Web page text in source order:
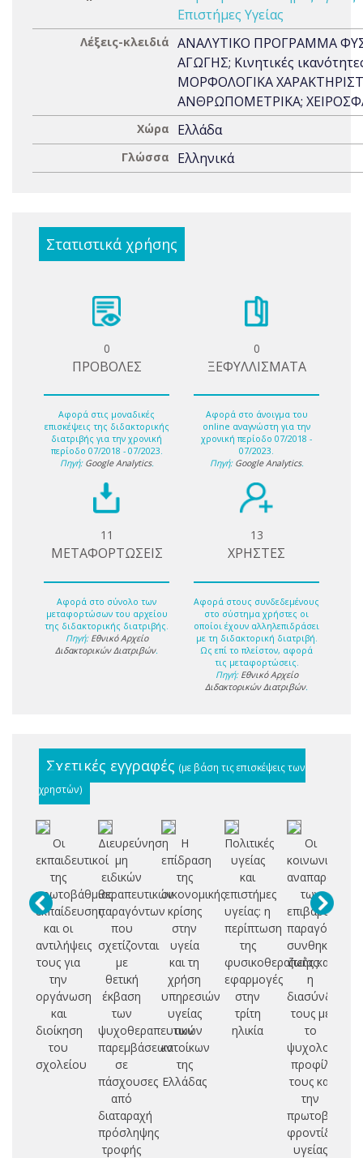
Επιστήμες Υγείας
Λέξεις-κλειδιά ΑΝΑΛΥΤΙΚΟ ΠΡΟΓΡΑΜΜΑ
ΑΓΩΓΗΣ; Κινητικές
ΜΟΡΦΟΛΟΓΙΚΑ
ΑΝΘΡΩΠΟΜΕΤΡΙΚΑ;
Χώρα Ελλάδα
Γλώσσα Ελληνικά
Στατιστικά χρήσης
0
ΠΡΟΒΟΛΕΣ
Αφορά στις μοναδικές
επισκέψεις της διδακτορικής
διατριβής για την χρονική
περίοδο 07/2018 - 07/2023.
Πηγή: Google Analytics.
0
ΞΕΦΥΛΛΙΣΜΑΤΑ
Αφορά στο άνοιγμα του
online αναγνώστη για την
χρονική περίοδο 07/2018 -
07/2023.
Πηγή: Google Analytics.
11
ΜΕΤΑΦΟΡΤΩΣΕΙΣ
Αφορά στο σύνολο των
μεταφορτώσων του αρχείου
της διδακτορικής διατριβής.
Πηγή: Εθνικό Αρχείο
Διδακτορικών Διατριβών.
13
ΧΡΗΣΤΕΣ
Αφορά στους συνδεδεμένους
στο σύστημα χρήστες οι
οποίοι έχουν αλληλεπιδράσει
με τη διδακτορική διατριβή.
Ως επί το πλείστον, αφορά
τις μεταφορτώσεις.
Πηγή: Εθνικό Αρχείο
Διδακτορικών Διατριβών.
Σχετικές εγγραφές (με βάση τις επισκέψεις των
χρηστών)
Οι
εκπαιδευτικοί
της
πρωτοβάθμιας
εκπαίδευσης
και οι
αντιλήψεις
τους για
την
οργάνωση
και
διοίκηση
του
σχολείου
Διευρεύνηση
μη
ειδικών
θεραπευτικών
παραγόντων
που
σχετίζονται
με
θετική
έκβαση
των
ψυχοθεραπευτικών
παρεμβάσεων
σε
πάσχουσες
από
διαταραχή
πρόσληψης
τροφής
Η
επίδραση
της
οικονομικής
κρίσης
στην
υγεία
και τη
χρήση
υπηρεσιών
υγείας
των
κατοίκων
της
Ελλάδας
Πολιτικές
υγείας
και
επιστήμες
υγείας: η
περίπτωση
της
φυσικοθεραπείας:
εφαρμογές
στην
τρίτη
ηλικία
Οι
κοινωνικές
των
παραγόντων
συνθηκών
ζωής και
η
διασύνδεσή
τους με
το
ψυχολογικό
προφίλ
τους και
την
πρωτοβάθμια
φροντίδα
υγείας